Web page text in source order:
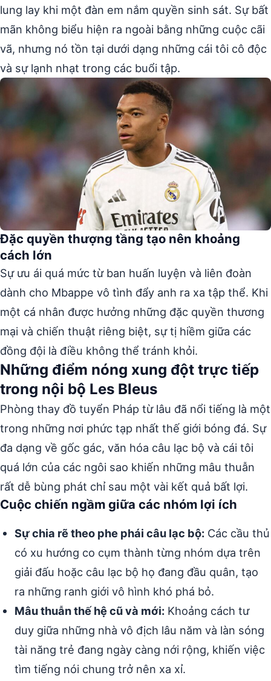
lung lay khi một đàn em nắm quyền sinh sát. Sự bất
mãn không biểu hiện ra ngoài bằng những cuộc cãi
vã, nhưng nó tồn tại dưới dạng những cái tôi cô độc
và sự lạnh nhạt trong các buổi tập.
Đặc quyền thượng tầng tạo nên khoảng
cách lớn
Sự ưu ái quá mức từ ban huấn luyện và liên đoàn
dành cho Mbappe vô tình đẩy anh ra xa tập thể. Khi
một cá nhân được hưởng những đặc quyền thương
mại và chiến thuật riêng biệt, sự tị hiềm giữa các
đồng đội là điều không thể tránh khỏi.
Những điểm nóng xung đột trực tiếp
trong nội bộ Les Bleus
Phòng thay đồ tuyển Pháp từ lâu đã nổi tiếng là một
trong những nơi phức tạp nhất thế giới bóng đá. Sự
đa dạng về gốc gác, văn hóa câu lạc bộ và cái tôi
quá lớn của các ngôi sao khiến những mâu thuẫn
rất dễ bùng phát chỉ sau một vài kết quả bất lợi.
Cuộc chiến ngầm giữa các nhóm lợi ích
Sự chia rẽ theo phe phái câu lạc bộ: Các cầu thủ
có xu hướng co cụm thành từng nhóm dựa trên
giải đấu hoặc câu lạc bộ họ đang đầu quân, tạo
ra những ranh giới vô hình khó phá bỏ.
Mâu thuẫn thế hệ cũ và mới: Khoảng cách tư
duy giữa những nhà vô địch lâu năm và làn sóng
tài năng trẻ đang ngày càng nới rộng, khiến việc
tìm tiếng nói chung trở nên xa xỉ.